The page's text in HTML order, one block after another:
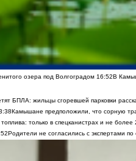
озера под Волгоградом 16:52В
БПЛА: жильцы сгоревшей парковки
Камышане предположили, что сорную
только в спецканистрах и не
Родители не согласились с экспертами